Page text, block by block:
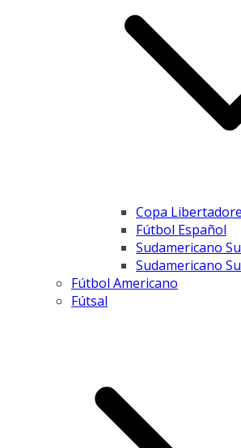
Copa
Fútbol Español
Sudamericano
Sudamericano
Fútbol Americano
Fútsal